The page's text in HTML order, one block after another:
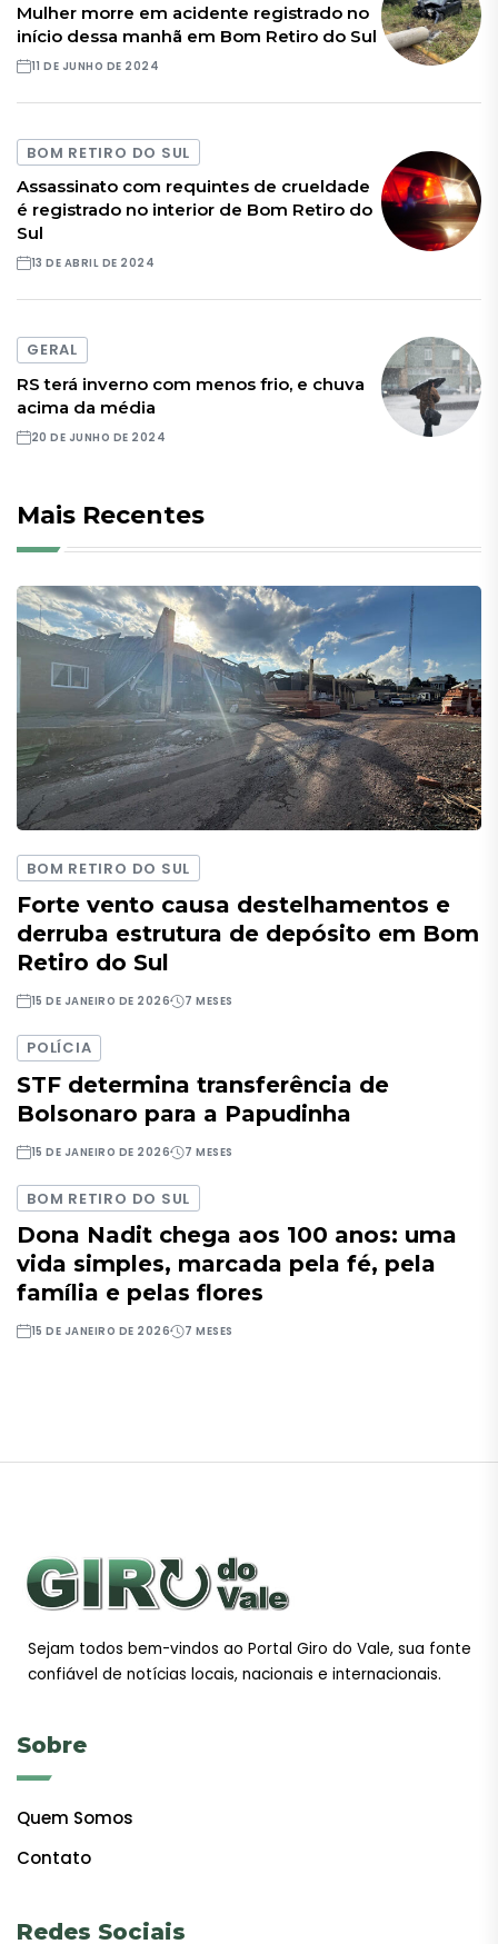
Mulher morre em acidente registrado no
início dessa manhã em Bom Retiro do Sul
11 DE JUNHO DE 2024
BOM RETIRO DO SUL
Assassinato com requintes de crueldade
é registrado no interior de Bom Retiro do
Sul
13 DE ABRIL DE 2024
GERAL
RS terá inverno com menos frio, e chuva
acima da média
20 DE JUNHO DE 2024
Mais Recentes
BOM RETIRO DO SUL
Forte vento causa destelhamentos e
derruba estrutura de depósito em Bom
Retiro do Sul
15 DE JANEIRO DE 2026 7 MESES
POLÍCIA
STF determina transferência de
Bolsonaro para a Papudinha
15 DE JANEIRO DE 2026 7 MESES
BOM RETIRO DO SUL
Dona Nadit chega aos 100 anos: uma
vida simples, marcada pela fé, pela
família e pelas flores
15 DE JANEIRO DE 2026 7 MESES
Sejam todos bem-vindos ao Portal Giro do Vale, sua fonte
confiável de notícias locais, nacionais e internacionais.
Sobre
Quem Somos
Contato
Redes Sociais